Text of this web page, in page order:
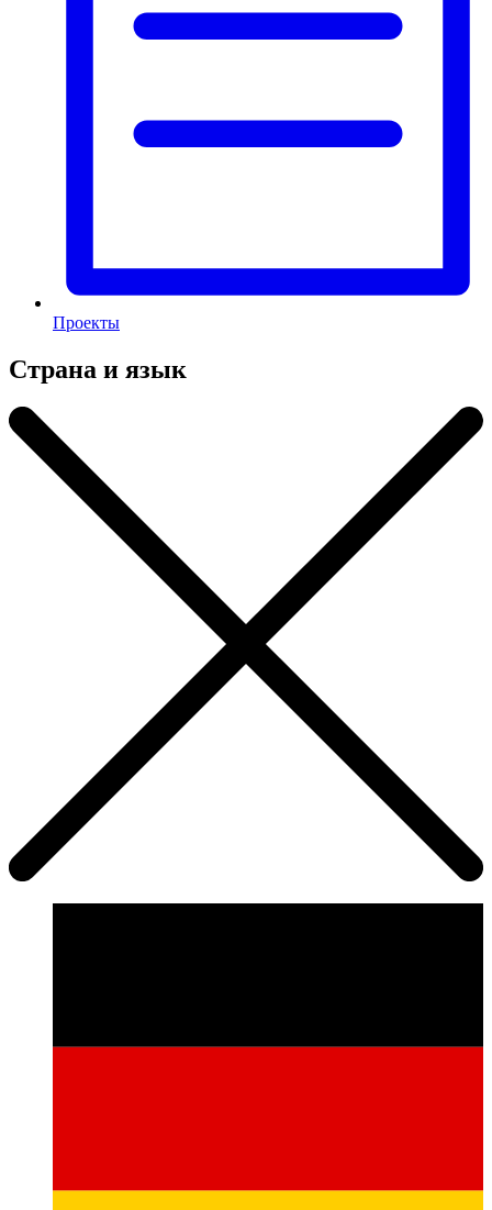
Проекты
Страна и язык